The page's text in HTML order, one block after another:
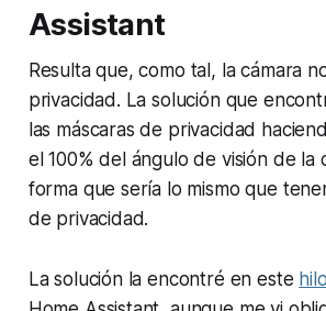
Assistant
Resulta que, como tal, la cámara
privacidad. La solución que
las máscaras de privacidad
el 100% del ángulo de visión de la
forma que sería lo mismo que
de privacidad.
La solución la encontré en este hilo